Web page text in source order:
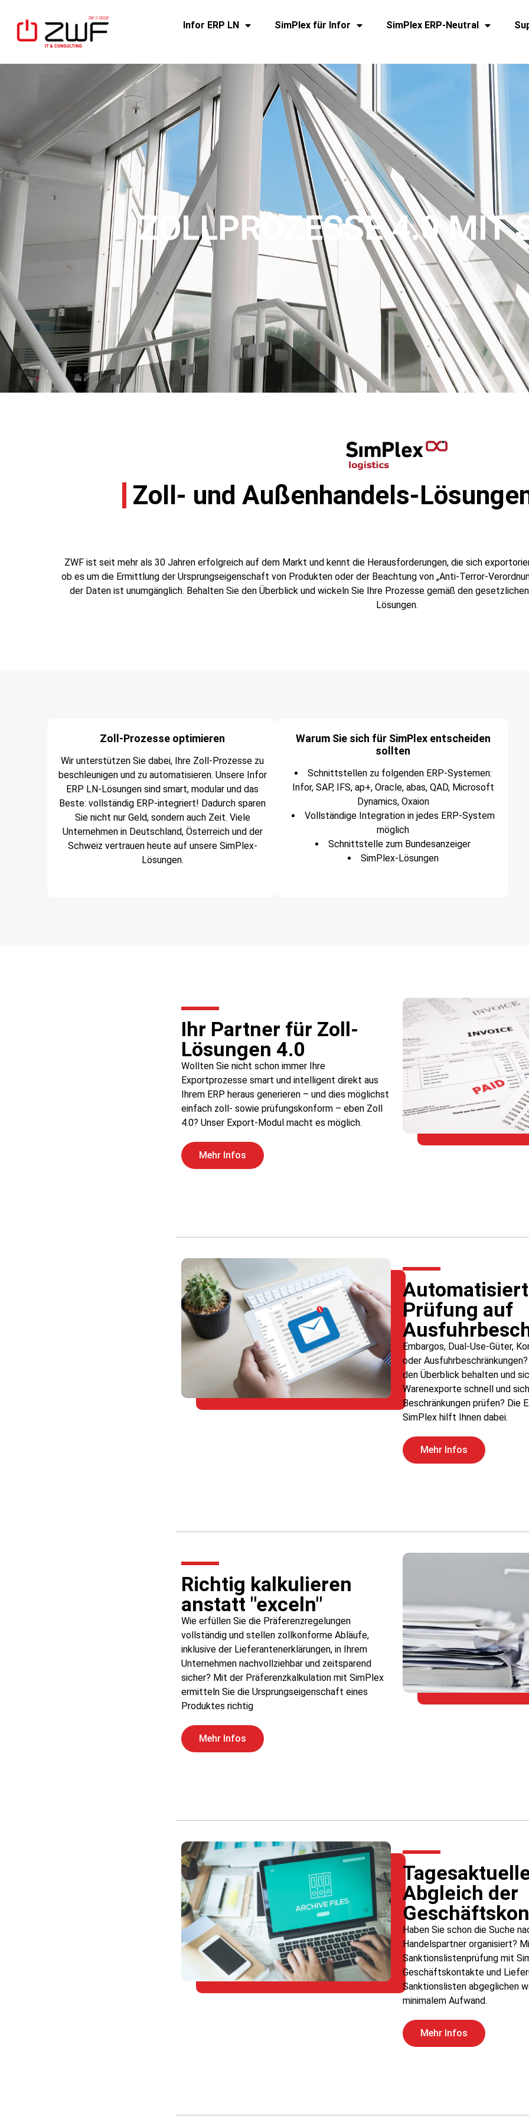
Infor ERP LN SimPlex für Infor SimPlex ERP-Neutral
ZOLLPROZESSE 4.0 MIT
Zoll- und Außenhandels-
ZWF ist seit mehr als 30 Jahren erfolgreich auf dem Markt und kennt die Herausforderungen, die sich
ob es um die Ermittlung der Ursprungseigenschaft von Produkten oder der Beachtung von „Anti-Terror-
der Daten ist unumgänglich. Behalten Sie den Überblick und wickeln Sie Ihre Prozesse gemäß den
Lösungen.
Zoll-Prozesse optimieren
Wir unterstützen Sie dabei, Ihre Zoll-Prozesse zu
beschleunigen und zu automatisieren. Unsere Infor
ERP LN-Lösungen sind smart, modular und das
Beste: vollständig ERP-integriert! Dadurch sparen
Sie nicht nur Geld, sondern auch Zeit. Viele
Unternehmen in Deutschland, Österreich und der
Schweiz vertrauen heute auf unsere SimPlex-
Lösungen.
Warum Sie sich für SimPlex entscheiden
sollten
Schnittstellen zu folgenden ERP-Systemen:
Infor, SAP, IFS, ap+, Oracle, abas, QAD, Microsoft
Dynamics, Oxaion
Vollständige Integration in jedes ERP-System
möglich
Schnittstelle zum Bundesanzeiger
SimPlex-Lösungen
Ihr Partner für Zoll-
Lösungen 4.0
Wollten Sie nicht schon immer Ihre
Exportprozesse smart und intelligent direkt aus
Ihrem ERP heraus generieren – und dies möglichst
einfach zoll- sowie prüfungskonform – eben Zoll
4.0? Unser Export-Modul macht es möglich.
Mehr Infos
Prüfung auf
Embargos, Dual-Use-Güter,
oder
den Überblick behalten und
Warenexporte schnell und
Beschränkungen prüfen? Die
SimPlex hilft Ihnen dabei.
Mehr Infos
Richtig kalkulieren
anstatt "exceln"
Wie erfüllen Sie die Präferenzregelungen
vollständig und stellen zollkonforme Abläufe,
inklusive der Lieferantenerklärungen, in Ihrem
Unternehmen nachvollziehbar und zeitsparend
sicher? Mit der Präferenzkalkulation mit SimPlex
ermitteln Sie die Ursprungseigenschaft eines
Produktes richtig
Mehr Infos
Abgleich der
Haben Sie schon die Suche
Handelspartner organisiert?
Sanktionslistenprüfung mit
Geschäftskontakte und
Sanktionslisten abgeglichen
minimalem Aufwand.
Mehr Infos